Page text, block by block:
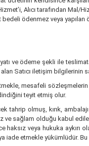
Alıcı tarafından
bedeli ödenmez veya
ve ödeme şekli ile
Satıcı iletişim bilgilerinin
mesafeli
teyit etmiş olur.
tahrip olmuş, kırık,
ve sağlam olduğu kabul
haksız veya hukuka
iade etmekle yükümlüdür.